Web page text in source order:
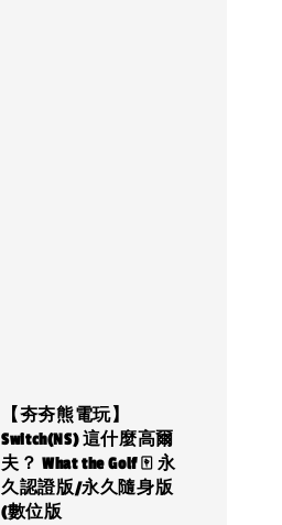
【夯夯熊電玩】
Switch(NS) 這什麼高爾
夫？ What the Golf 🀄 永
久認證版/永久隨身版
(數位版